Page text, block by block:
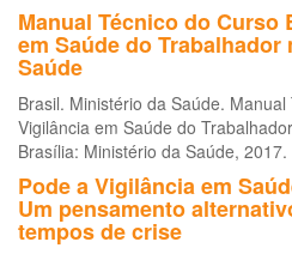
Manual Técnico do Curso
em Saúde do
Saúde
Brasil. Ministério da Saúde.
Vigilância em Saúde do
Brasília: Ministério da Saúde, 2017.
Pode a Vigilância em
Um pensamento
tempos de crise